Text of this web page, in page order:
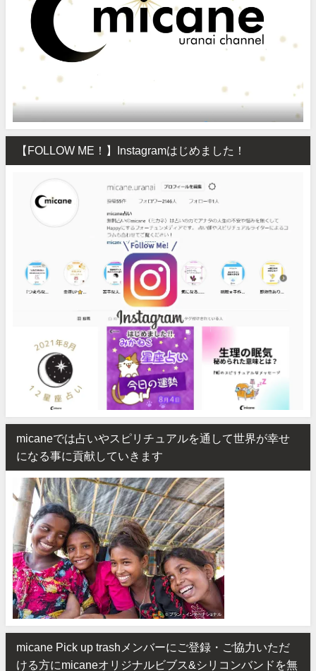
【FOLLOW ME！】Instagramはじめました！
micaneでは占いやスピリチュアルを通して世界が幸せ
になる事に貢献していきます
micane Pick up trashメンバーにご登録・ご協力いただ
ける方にmicaneオリジナルビブス&シリコンバンドを無